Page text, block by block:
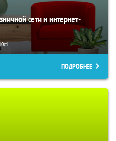
сети и интернет-
ПОДРОБНЕЕ